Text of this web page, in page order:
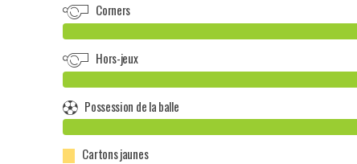
Corners
Hors-jeux
Possession de la balle
Cartons jaunes